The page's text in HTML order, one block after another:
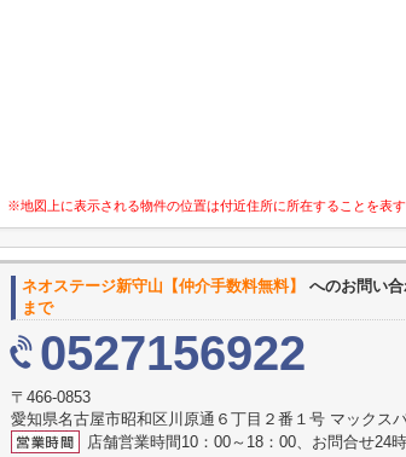
※地図上に表示される物件の位置は付近住所に所在することを表
ネオステージ新守山【仲介手数料無料】 へのお問い
まで
0527156922
〒466-0853
愛知県名古屋市昭和区川原通６丁目２番１号 マックス
店舗営業時間10：00～18：00、お問合せ24